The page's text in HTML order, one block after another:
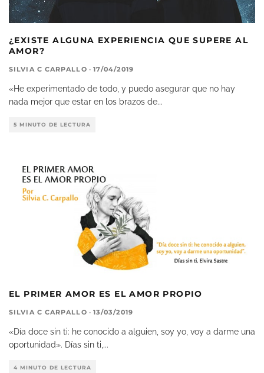
¿EXISTE ALGUNA EXPERIENCIA QUE SUPERE AL
AMOR?
SILVIA C CARPALLO · 17/04/2019
«He experimentado de todo, y puedo asegurar que no hay
nada mejor que estar en los brazos de...
5 MINUTO DE LECTURA
EL PRIMER AMOR ES EL AMOR PROPIO
SILVIA C CARPALLO · 13/03/2019
«Día doce sin ti: he conocido a alguien, soy yo, voy a darme una
oportunidad». Días sin ti, ...
4 MINUTO DE LECTURA